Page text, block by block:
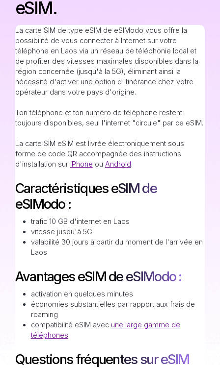
eSIM.
La carte SIM de type eSIM de eSIModo vous offre la
possibilité de vous connecter à Internet sur votre
téléphone en Laos via un réseau de téléphonie local et
de profiter des vitesses maximales disponibles dans la
région concernée (jusqu'à la 5G), éliminant ainsi la
nécessité d'activer une option d'itinérance chez votre
opérateur dans votre pays d'origine.
Ton téléphone et ton numéro de téléphone restent
toujours disponibles, seul l'internet "circule" par ce eSIM.
La carte SIM eSIM est livrée électroniquement sous
forme de code QR accompagnée des instructions
d'installation sur iPhone ou Android.
Caractéristiques eSIM de
eSIModo :
trafic 10 GB d'internet en Laos
vitesse jusqu'à 5G
valabilité 30 jours à partir du moment de l'arrivée en
Laos
Avantages eSIM de eSIModo :
activation en quelques minutes
économies substantielles par rapport aux frais de
roaming
compatibilité eSIM avec une large gamme de
téléphones
Questions fréquentes sur eSIM